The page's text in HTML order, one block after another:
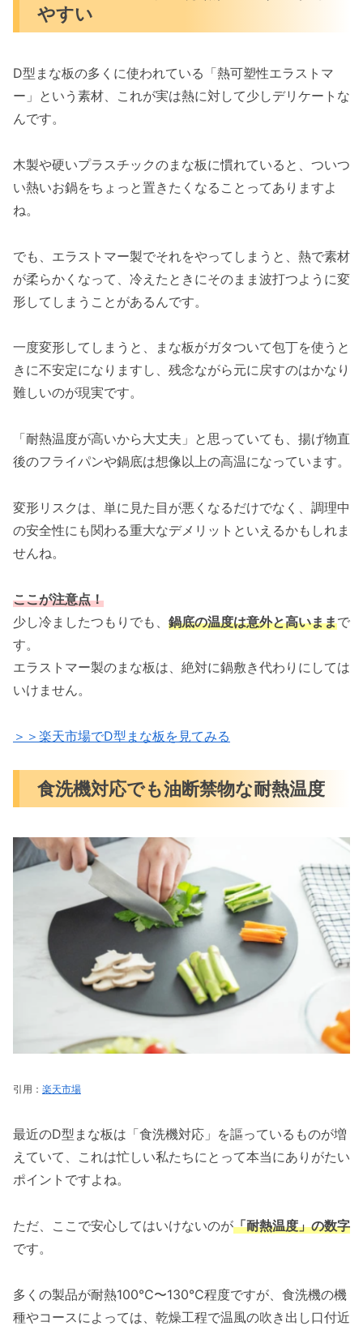
やすい
D型まな板の多くに使われている「熱可塑性エラストマ
ー」という素材、これが実は熱に対して少しデリケートな
んです。
木製や硬いプラスチックのまな板に慣れていると、ついつ
い熱いお鍋をちょっと置きたくなることってありますよ
ね。
でも、エラストマー製でそれをやってしまうと、熱で素材
が柔らかくなって、冷えたときにそのまま波打つように変
形してしまうことがあるんです。
一度変形してしまうと、まな板がガタついて包丁を使うと
きに不安定になりますし、残念ながら元に戻すのはかなり
難しいのが現実です。
「耐熱温度が高いから大丈夫」と思っていても、揚げ物直
後のフライパンや鍋底は想像以上の高温になっています。
変形リスクは、単に見た目が悪くなるだけでなく、調理中
の安全性にも関わる重大なデメリットといえるかもしれま
せんね。
ここが注意点！
少し冷ましたつもりでも、 鍋底の温度は意外と高いままで
す。
エラストマー製のまな板は、絶対に鍋敷き代わりにしては
いけません。
＞＞楽天市場でD型まな板を見てみる
食洗機対応でも油断禁物な耐熱温度
引用： 楽天市場
最近のD型まな板は「食洗機対応」を謳っているものが増
えていて、これは忙しい私たちにとって本当にありがたい
ポイントですよね。
ただ、ここで安心してはいけないのが「耐熱温度」の数字
です。
多くの製品が耐熱100℃〜130℃程度ですが、食洗機の機
種やコースによっては、乾燥工程で温風の吹き出し口付近